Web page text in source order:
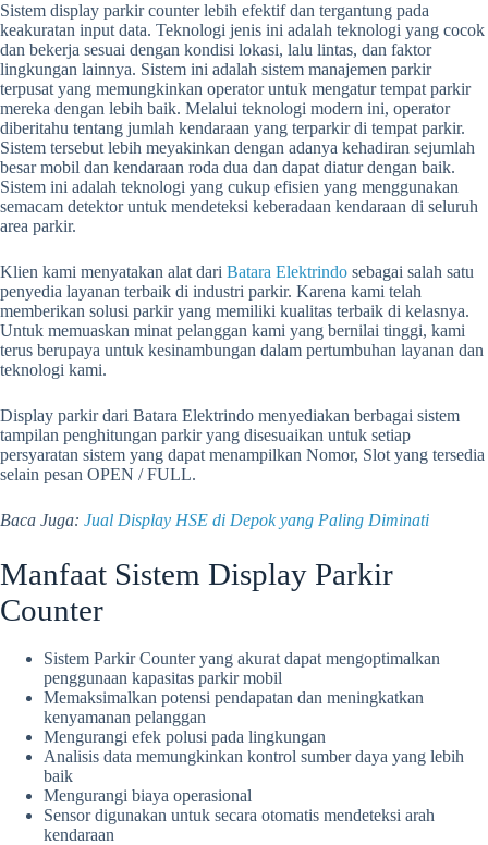
Sistem display parkir counter lebih efektif dan tergantung pada
keakuratan input data. Teknologi jenis ini adalah teknologi yang cocok
dan bekerja sesuai dengan kondisi lokasi, lalu lintas, dan faktor
lingkungan lainnya. Sistem ini adalah sistem manajemen parkir
terpusat yang memungkinkan operator untuk mengatur tempat parkir
mereka dengan lebih baik. Melalui teknologi modern ini, operator
diberitahu tentang jumlah kendaraan yang terparkir di tempat parkir.
Sistem tersebut lebih meyakinkan dengan adanya kehadiran sejumlah
besar mobil dan kendaraan roda dua dan dapat diatur dengan baik.
Sistem ini adalah teknologi yang cukup efisien yang menggunakan
semacam detektor untuk mendeteksi keberadaan kendaraan di seluruh
area parkir.
Klien kami menyatakan alat dari Batara Elektrindo sebagai salah satu
penyedia layanan terbaik di industri parkir. Karena kami telah
memberikan solusi parkir yang memiliki kualitas terbaik di kelasnya.
Untuk memuaskan minat pelanggan kami yang bernilai tinggi, kami
terus berupaya untuk kesinambungan dalam pertumbuhan layanan dan
teknologi kami.
Display parkir dari Batara Elektrindo menyediakan berbagai sistem
tampilan penghitungan parkir yang disesuaikan untuk setiap
persyaratan sistem yang dapat menampilkan Nomor, Slot yang tersedia
selain pesan OPEN / FULL.
Baca Juga: Jual Display HSE di Depok yang Paling Diminati
Manfaat Sistem Display Parkir
Counter
Sistem Parkir Counter yang akurat dapat mengoptimalkan
penggunaan kapasitas parkir mobil
Memaksimalkan potensi pendapatan dan meningkatkan
kenyamanan pelanggan
Mengurangi efek polusi pada lingkungan
Analisis data memungkinkan kontrol sumber daya yang lebih
baik
Mengurangi biaya operasional
Sensor digunakan untuk secara otomatis mendeteksi arah
kendaraan